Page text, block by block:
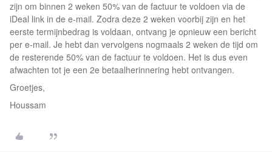
zijn om binnen 2 weken 50% van de factuur te voldoen via de
iDeal link in de e-mail. Zodra deze 2 weken voorbij zijn en het
eerste termijnbedrag is voldaan, ontvang je opnieuw een bericht
per e-mail. Je hebt dan vervolgens nogmaals 2 weken de tijd om
de resterende 50% van de factuur te voldoen. Het is dus even
afwachten tot je een 2e betaalherinnering hebt ontvangen.
Groetjes,
Houssam